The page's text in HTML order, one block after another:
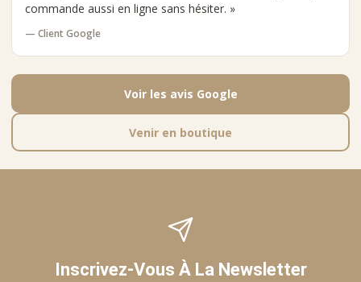
commande aussi en ligne sans hésiter. »
— Client Google
Voir les avis Google
Venir en boutique
Inscrivez-Vous À La Newsletter